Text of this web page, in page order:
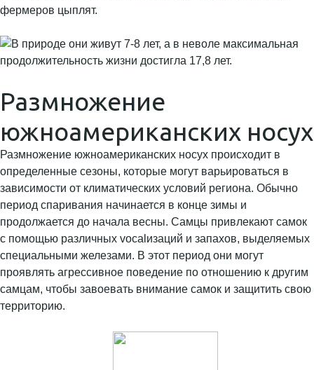
фермеров цыплят.
Размножение
южноамериканских носух
Размножение южноамериканских носух происходит в
определенные сезоны, которые могут варьироваться в
зависимости от климатических условий региона. Обычно
период спаривания начинается в конце зимы и
продолжается до начала весны. Самцы привлекают самок
с помощью различных vocalизаций и запахов, выделяемых
специальными железами. В этот период они могут
проявлять агрессивное поведение по отношению к другим
самцам, чтобы завоевать внимание самок и защитить свою
территорию.